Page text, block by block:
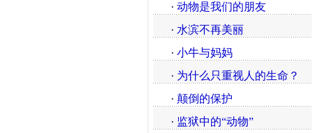
· 动物是我们的朋友
· 水滨不再美丽
· 小牛与妈妈
· 为什么只重视人的生命？
· 颠倒的保护
· 监狱中的“动物”